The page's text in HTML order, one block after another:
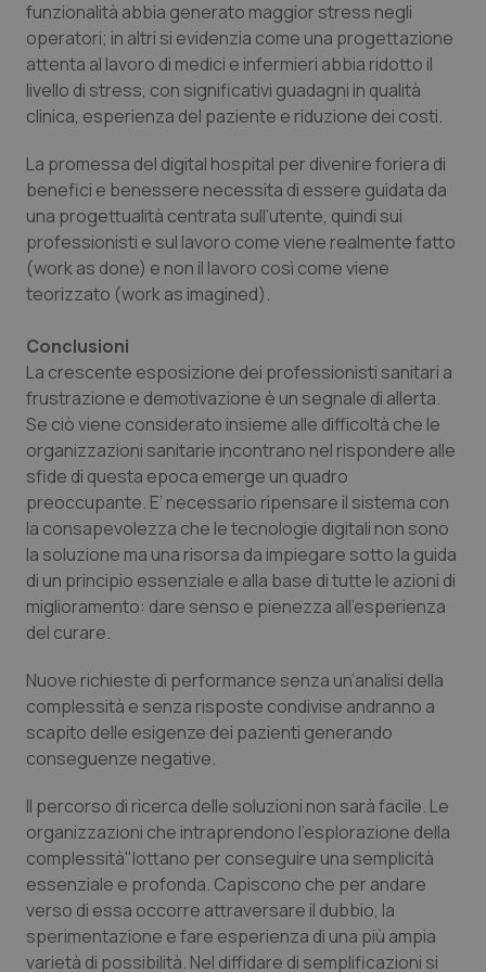
funzionalità abbia generato maggior stress negli
operatori; in altri si evidenzia come una progettazione
attenta al lavoro di medici e infermieri abbia ridotto il
livello di stress, con significativi guadagni in qualità
clinica, esperienza del paziente e riduzione dei costi.
La promessa del digital hospital per divenire foriera di
benefici e benessere necessita di essere guidata da
una progettualità centrata sull’utente, quindi sui
professionisti e sul lavoro come viene realmente fatto
(work as done) e non il lavoro così come viene
teorizzato (work as imagined).
Conclusioni
La crescente esposizione dei professionisti sanitari a
frustrazione e demotivazione è un segnale di allerta.
Se ciò viene considerato insieme alle difficoltà che le
organizzazioni sanitarie incontrano nel rispondere alle
sfide di questa epoca emerge un quadro
preoccupante. E’ necessario ripensare il sistema con
la consapevolezza che le tecnologie digitali non sono
la soluzione ma una risorsa da impiegare sotto la guida
di un principio essenziale e alla base di tutte le azioni di
miglioramento: dare senso e pienezza all’esperienza
del curare.
Nuove richieste di performance senza un’analisi della
complessità e senza risposte condivise andranno a
scapito delle esigenze dei pazienti generando
conseguenze negative.
Il percorso di ricerca delle soluzioni non sarà facile. Le
organizzazioni che intraprendono l’esplorazione della
complessità"lottano per conseguire una semplicità
essenziale e profonda. Capiscono che per andare
verso di essa occorre attraversare il dubbio, la
sperimentazione e fare esperienza di una più ampia
varietà di possibilità. Nel diffidare di semplificazioni si
Necessari Statistici Marketing
I cookie necessari contribuiscono a rendere fruibile il
sito web abilitandone funzionalità di base quali la
protette del sito. Il sito web non è in grado di
funzionare correttamente senza questi cookie.
VISITOR_PRIVACY_METADATA
.youtube.com
CookieScriptConsent
CookieScript
www.quotidianosanita.it
tracking-sites-ironfish-
tracking-enable
www.quotidianosanita.it
session-id
www.quotidianosanita.it